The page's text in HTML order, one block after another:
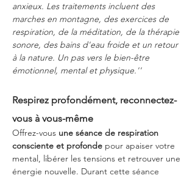
anxieux. Les traitements incluent des
marches en montagne, des exercices de
respiration, de la méditation, de la thérapie
sonore, des bains d'eau froide et un retour
à la nature. Un pas vers le bien-être
émotionnel, mental et physique.''
Respirez profondément, reconnectez-
vous à vous-même
Offrez-vous une séance de respiration
consciente et profonde pour apaiser votre
mental, libérer les tensions et retrouver une
énergie nouvelle. Durant cette séance